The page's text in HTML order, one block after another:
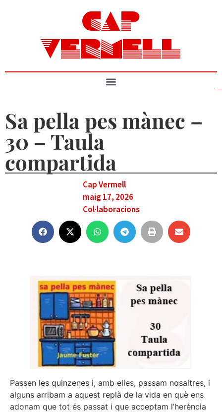
CAP
VERMELL
Sa pella pes mànec –
30 – Taula
compartida
Cap Vermell
maig 17, 2026
Col·laboracions
Passen les quinzenes i, amb elles, passam nosaltres, i
alguns arribam a aquest replà de la vida en què ens
adonam que tot és passat i que acceptam l’herència